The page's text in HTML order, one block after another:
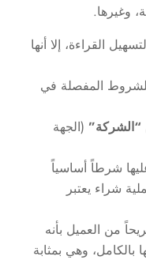
وغيرها.
القراءة، إلا أنها
المفصلة في
“الشركة” (الجهة
شرطاً أساسياً
شراء يعتبر
من العميل بأنه
بالكامل، وهي بمثابة